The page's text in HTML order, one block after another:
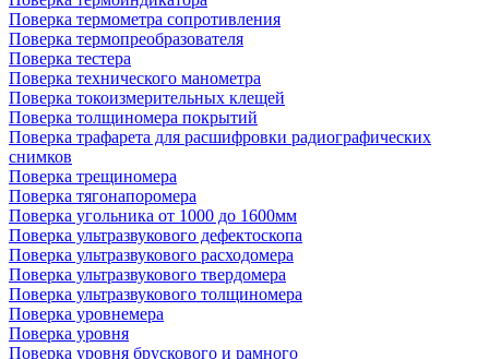
Поверка термометра сопротивления
Поверка термопреобразователя
Поверка тестера
Поверка технического манометра
Поверка токоизмерительных клещей
Поверка толщиномера покрытий
Поверка трафарета для расшифровки радиографических
снимков
Поверка трещиномера
Поверка тягонапоромера
Поверка угольника от 1000 до 1600мм
Поверка ультразвукового дефектоскопа
Поверка ультразвукового расходомера
Поверка ультразвукового твердомера
Поверка ультразвукового толщиномера
Поверка уровнемера
Поверка уровня
Поверка уровня брускового и рамного